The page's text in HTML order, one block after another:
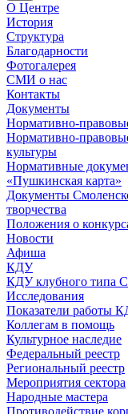
О Центре
История
Структура
Благодарности
Фотогалерея
СМИ о нас
Контакты
Документы
Нормативно-
Нормативно-
культуры
Нормативные
«Пушкинская карта»
Документы
творчества
Положения о
Новости
Афиша
КДУ
КДУ клубного типа
Исследования
Показатели работы
Коллегам в помощь
Культурное наследие
Федеральный реестр
Региональный реестр
Мероприятия сектора
Народные мастера
Противодействие